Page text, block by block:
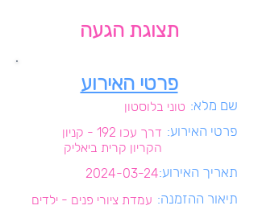
תצוגת הגעה
פרטי האירוע
טוני בלוסטון שם מלא:
דרך עכו 192 - קניון
הקריון קרית ביאליק
פרטי האירוע:
2024-03-24תאריך האירוע:
עמדת ציורי פנים - ילדים תיאור ההזמנה: